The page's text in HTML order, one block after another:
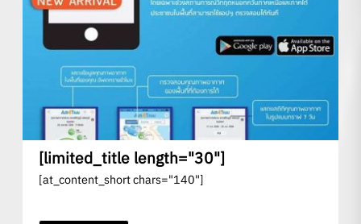
[limited_title length="30"]
[at_content_short chars="140"]